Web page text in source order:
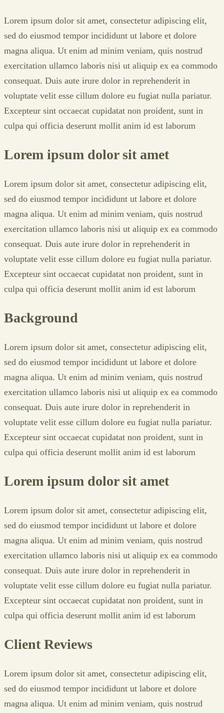
Lorem ipsum dolor sit amet, consectetur adipiscing elit,
sed do eiusmod tempor incididunt ut labore et dolore
magna aliqua. Ut enim ad minim veniam, quis nostrud
exercitation ullamco laboris nisi ut aliquip ex ea commodo
consequat. Duis aute irure dolor in reprehenderit in
voluptate velit esse cillum dolore eu fugiat nulla pariatur.
Excepteur sint occaecat cupidatat non proident, sunt in
culpa qui officia deserunt mollit anim id est laborum
Lorem ipsum dolor sit amet
Lorem ipsum dolor sit amet, consectetur adipiscing elit,
sed do eiusmod tempor incididunt ut labore et dolore
magna aliqua. Ut enim ad minim veniam, quis nostrud
exercitation ullamco laboris nisi ut aliquip ex ea commodo
consequat. Duis aute irure dolor in reprehenderit in
voluptate velit esse cillum dolore eu fugiat nulla pariatur.
Excepteur sint occaecat cupidatat non proident, sunt in
culpa qui officia deserunt mollit anim id est laborum
Background
Lorem ipsum dolor sit amet, consectetur adipiscing elit,
sed do eiusmod tempor incididunt ut labore et dolore
magna aliqua. Ut enim ad minim veniam, quis nostrud
exercitation ullamco laboris nisi ut aliquip ex ea commodo
consequat. Duis aute irure dolor in reprehenderit in
voluptate velit esse cillum dolore eu fugiat nulla pariatur.
Excepteur sint occaecat cupidatat non proident, sunt in
culpa qui officia deserunt mollit anim id est laborum
Lorem ipsum dolor sit amet
Lorem ipsum dolor sit amet, consectetur adipiscing elit,
sed do eiusmod tempor incididunt ut labore et dolore
magna aliqua. Ut enim ad minim veniam, quis nostrud
exercitation ullamco laboris nisi ut aliquip ex ea commodo
consequat. Duis aute irure dolor in reprehenderit in
voluptate velit esse cillum dolore eu fugiat nulla pariatur.
Excepteur sint occaecat cupidatat non proident, sunt in
culpa qui officia deserunt mollit anim id est laborum
Client Reviews
Lorem ipsum dolor sit amet, consectetur adipiscing elit,
sed do eiusmod tempor incididunt ut labore et dolore
magna aliqua. Ut enim ad minim veniam, quis nostrud